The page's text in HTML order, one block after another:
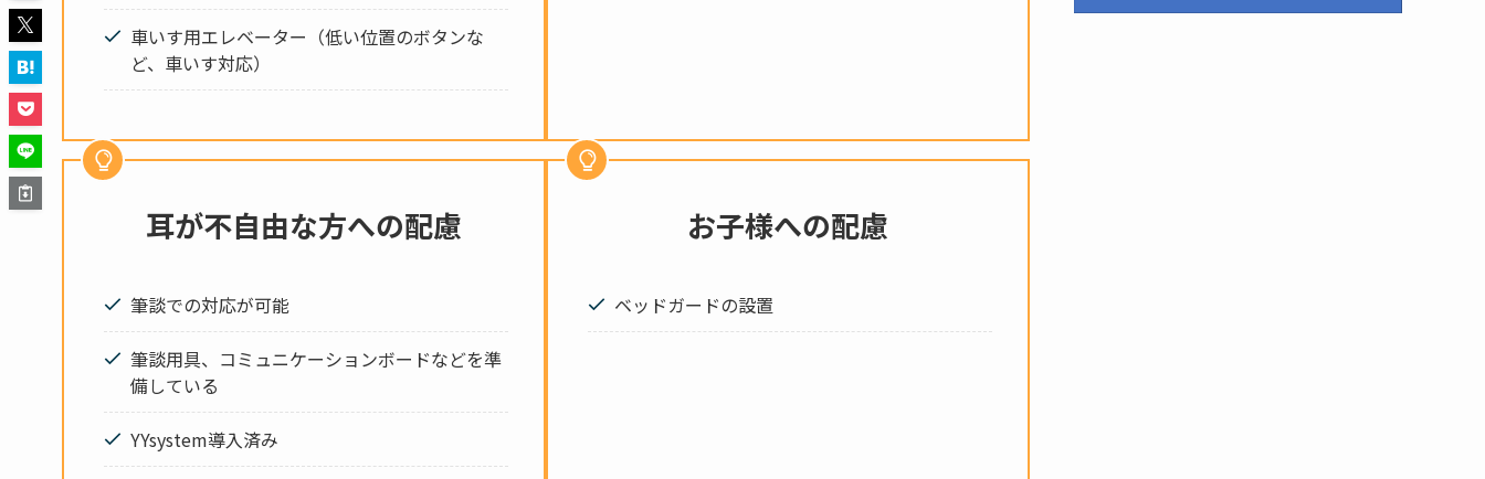
車いす用エレベーター（低い位置のボタンな
ど、車いす対応）
耳が不自由な方への配慮
筆談での対応が可能
筆談用具、コミュニケーションボードなどを準
備している
YYsystem導入済み
お子様への配慮
ベッドガードの設置